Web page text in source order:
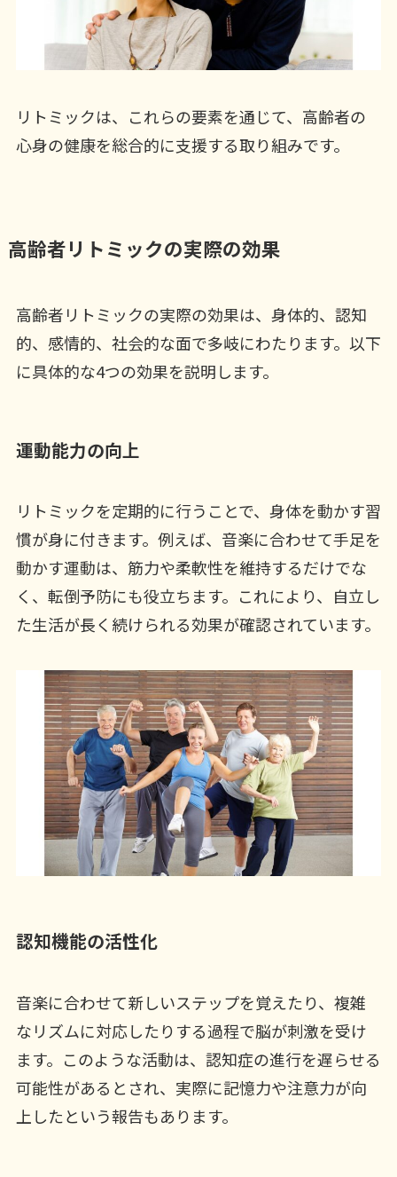
リトミックは、これらの要素を通じて、高齢者の
心身の健康を総合的に支援する取り組みです。
高齢者リトミックの実際の効果
高齢者リトミックの実際の効果は、身体的、認知
的、感情的、社会的な面で多岐にわたります。以下
に具体的な4つの効果を説明します。
運動能力の向上
リトミックを定期的に行うことで、身体を動かす習
慣が身に付きます。例えば、音楽に合わせて手足を
動かす運動は、筋力や柔軟性を維持するだけでな
く、転倒予防にも役立ちます。これにより、自立し
た生活が長く続けられる効果が確認されています。
認知機能の活性化
音楽に合わせて新しいステップを覚えたり、複雑
なリズムに対応したりする過程で脳が刺激を受け
ます。このような活動は、認知症の進行を遅らせる
可能性があるとされ、実際に記憶力や注意力が向
上したという報告もあります。